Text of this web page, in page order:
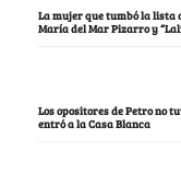
La mujer que tumbó la lista
María del Mar Pizarro y
Los opositores de Petro no
entró a la Casa Blanca